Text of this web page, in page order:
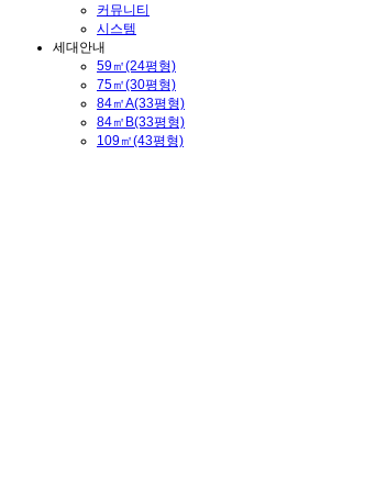
커뮤니티
시스템
세대안내
59㎡(24평형)
75㎡(30평형)
84㎡A(33평형)
84㎡B(33평형)
109㎡(43평형)